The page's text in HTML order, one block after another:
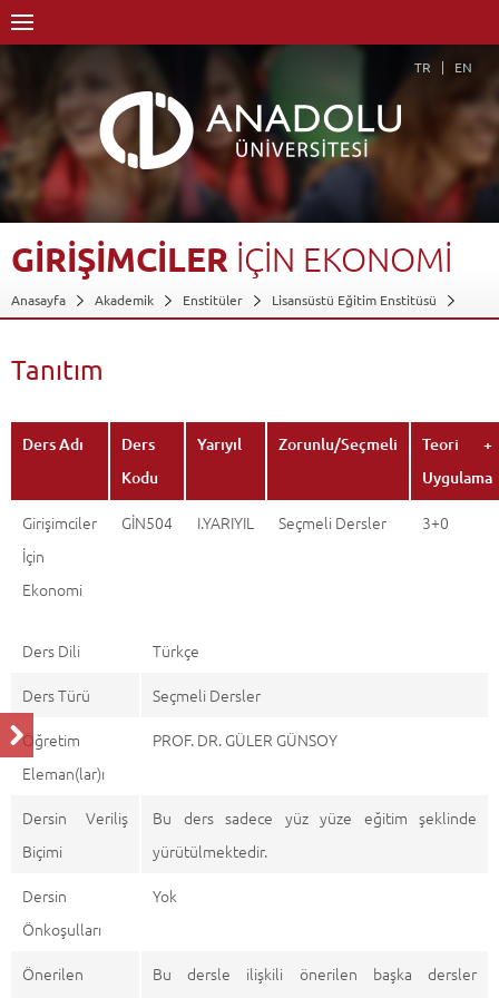
TR EN
GİRİŞİMCİLER İÇİN EKONOMİ
Anasayfa Akademik Enstitüler
Lisansüstü Eğitim Enstitüsü
Girişimcilik ve İnovasyon Tezsiz Yüksek Lisans Programı (Uzaktan Öğretim)
Tanıtım
Ders Adı
Ders
Kodu
Yarıyıl Zorunlu/Seçmeli
Teori +
Uygulama
Girişimciler
İçin
Ekonomi
GİN504 I.YARIYIL Seçmeli Dersler 3+0
Ders Dili
Türkçe
Ders Türü
Seçmeli Dersler
Öğretim
Eleman(lar)ı
PROF. DR. GÜLER GÜNSOY
Dersin Veriliş
Biçimi
Bu ders sadece yüz yüze eğitim şeklinde
yürütülmektedir.
Dersin
Önkoşulları
Yok
Önerilen
Bu dersle ilişkili önerilen başka dersler